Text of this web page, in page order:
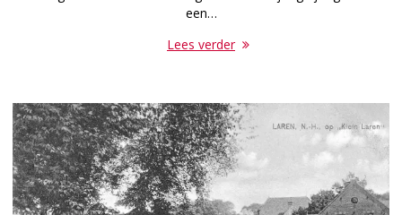
een…
Lees verder